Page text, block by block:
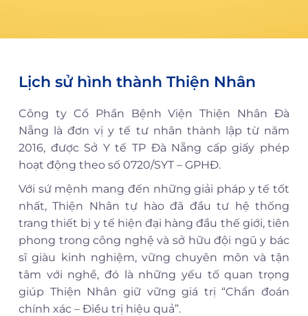
Lịch sử hình thành Thiện Nhân
Công ty Cổ Phần Bệnh Viện Thiện Nhân Đà
Nẵng là đơn vị y tế tư nhân thành lập từ năm
2016, được Sở Y tế TP Đà Nẵng cấp giấy phép
hoạt động theo số 0720/SYT – GPHĐ.
Với sứ mệnh mang đến những giải pháp y tế tốt
nhất, Thiện Nhân tự hào đã đầu tư hệ thống
trang thiết bị y tế hiện đại hàng đầu thế giới, tiên
phong trong công nghệ và sở hữu đội ngũ y bác
sĩ giàu kinh nghiệm, vững chuyên môn và tận
tâm với nghề, đó là những yếu tố quan trọng
giúp Thiện Nhân giữ vững giá trị “Chẩn đoán
chính xác – Điều trị hiệu quả”.